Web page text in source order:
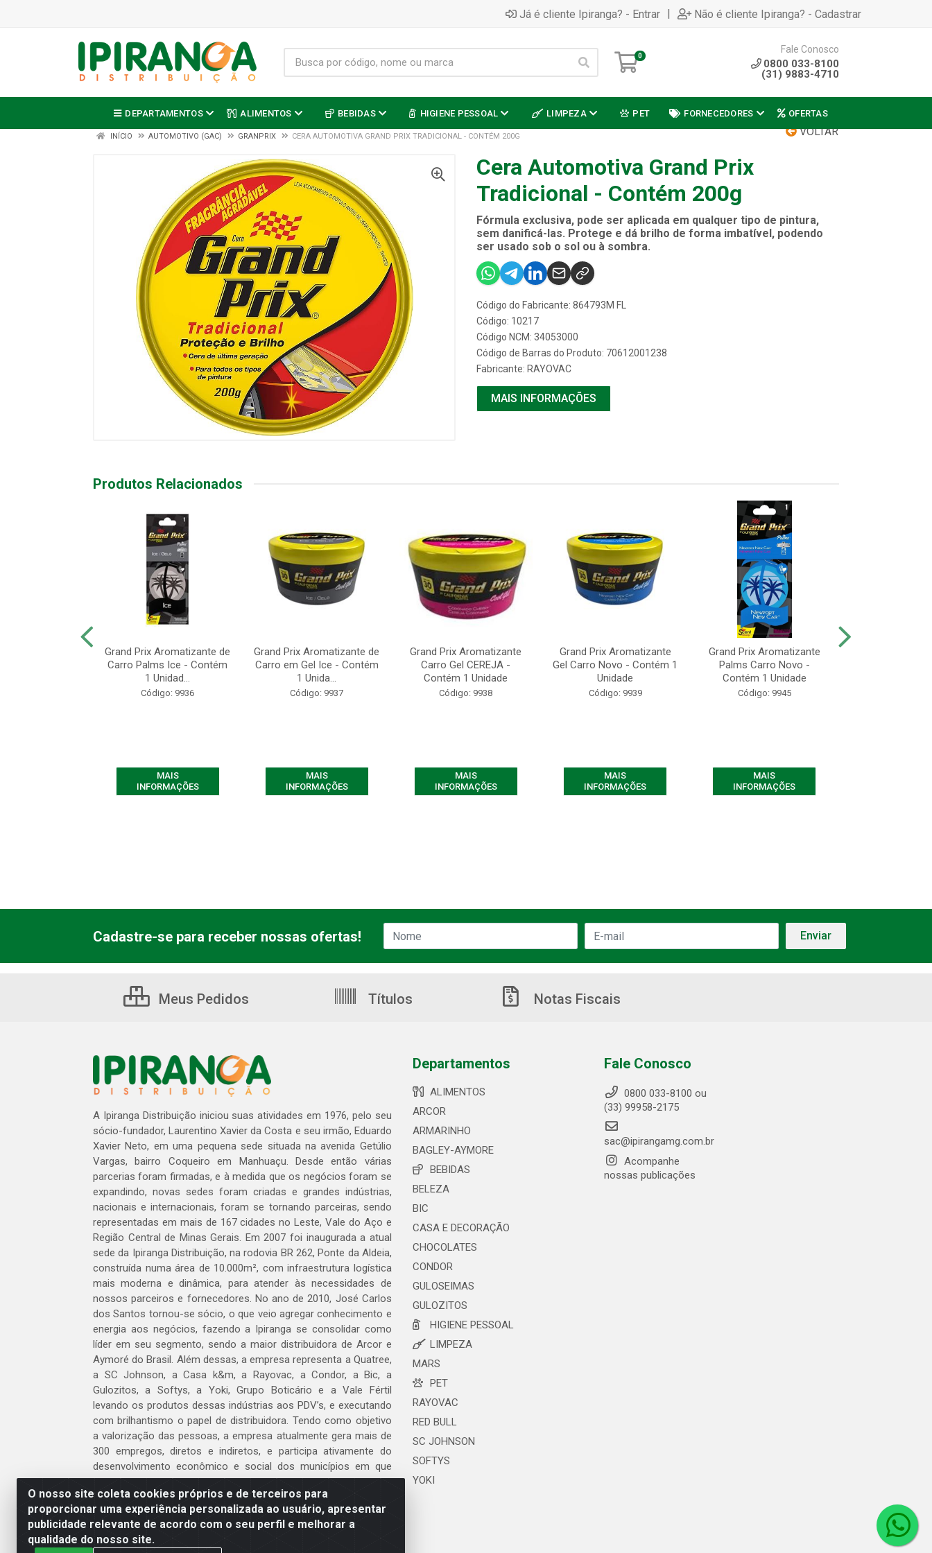
Já é cliente Ipiranga? - Entrar | Não é cliente Ipiranga? - Cadastrar
0
Fale Conosco
0800 033-8100
(31) 9883-4710
DEPARTAMENTOS ALIMENTOS BEBIDAS HIGIENE PESSOAL LIMPEZA PET FORNECEDORES OFERTAS
VOLTAR
INÍCIO AUTOMOTIVO (GAC) GRANPRIX CERA AUTOMOTIVA GRAND PRIX TRADICIONAL - CONTÉM 200G
Cera Automotiva Grand Prix
Tradicional - Contém 200g
Fórmula exclusiva, pode ser aplicada em qualquer tipo de pintura,
sem danificá-las. Protege e dá brilho de forma imbatível, podendo
ser usado sob o sol ou à sombra.
Código do Fabricante: 864793M FL
Código: 10217
Código NCM: 34053000
Código de Barras do Produto: 70612001238
Fabricante: RAYOVAC
MAIS INFORMAÇÕES
Produtos Relacionados
Grand Prix Aromatizante de
Carro Palms Ice - Contém
1 Unidad...
Código: 9936
MAIS
INFORMAÇÕES
Grand Prix Aromatizante de
Carro em Gel Ice - Contém
1 Unida...
Código: 9937
MAIS
INFORMAÇÕES
Grand Prix Aromatizante
Carro Gel CEREJA -
Contém 1 Unidade
Código: 9938
MAIS
INFORMAÇÕES
Grand Prix Aromatizante
Gel Carro Novo - Contém 1
Unidade
Código: 9939
MAIS
INFORMAÇÕES
Grand Prix Aromatizante
Palms Carro Novo -
Contém 1 Unidade
Código: 9945
MAIS
INFORMAÇÕES
O nosso site coleta cookies próprios e de terceiros para
proporcionar uma experiência personalizada ao usuário, apresentar
publicidade relevante de acordo com o seu perfil e melhorar a
qualidade do nosso site.
Cadastre-se para receber nossas ofertas!
Meus Pedidos Títulos Notas Fiscais
A Ipiranga Distribuição iniciou suas atividades em 1976, pelo seu
sócio-fundador, Laurentino Xavier da Costa e seu irmão, Eduardo
Xavier Neto, em uma pequena sede situada na avenida Getúlio
Vargas, bairro Coqueiro em Manhuaçu. Desde então várias
parcerias foram firmadas, e à medida que os negócios foram se
expandindo, novas sedes foram criadas e grandes indústrias,
nacionais e internacionais, foram se tornando parceiras, sendo
representadas em mais de 167 cidades no Leste, Vale do Aço e
Região Central de Minas Gerais. Em 2007 foi inaugurada a atual
sede da Ipiranga Distribuição, na rodovia BR 262, Ponte da Aldeia,
construída numa área de 10.000m², com infraestrutura logística
mais moderna e dinâmica, para atender às necessidades de
nossos parceiros e fornecedores. No ano de 2010, José Carlos
dos Santos tornou-se sócio, o que veio agregar conhecimento e
energia aos negócios, fazendo a Ipiranga se consolidar como
líder em seu segmento, sendo a maior distribuidora de Arcor e
Aymoré do Brasil. Além dessas, a empresa representa a Quatree,
a SC Johnson, a Casa k&m, a Rayovac, a Condor, a Bic, a
Gulozitos, a Softys, a Yoki, Grupo Boticário e a Vale Fértil
levando os produtos dessas indústrias aos PDV’s, e executando
com brilhantismo o papel de distribuidora. Tendo como objetivo
a valorização das pessoas, a empresa atualmente gera mais de
300 empregos, diretos e indiretos, e participa ativamente do
desenvolvimento econômico e social dos municípios em que
atua.
Venha fazer parte do nosso time!
Clique aqui
Departamentos
ALIMENTOS
ARCOR
ARMARINHO
BAGLEY-AYMORE
BEBIDAS
BELEZA
BIC
CASA E DECORAÇÃO
CHOCOLATES
CONDOR
GULOSEIMAS
GULOZITOS
HIGIENE PESSOAL
LIMPEZA
MARS
PET
RAYOVAC
RED BULL
SC JOHNSON
SOFTYS
YOKI
Fale Conosco
0800 033-8100 ou
(33) 99958-2175
sac@ipirangamg.com.br
Acompanhe
nossas publicações